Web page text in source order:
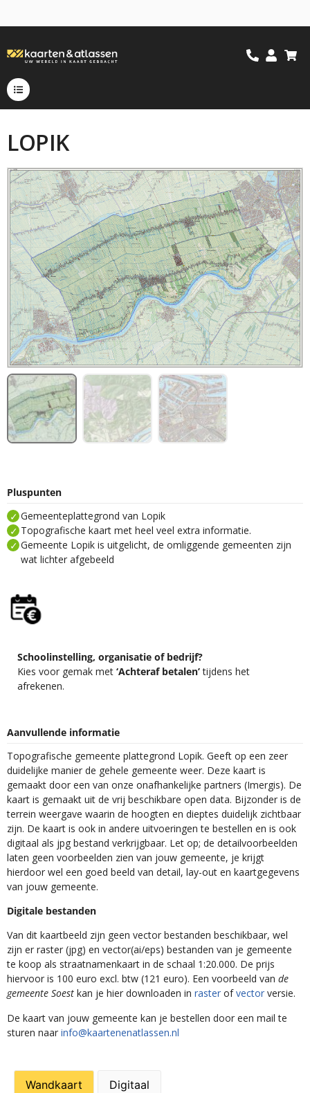
LOPIK
Pluspunten
Gemeenteplattegrond van Lopik
Topografische kaart met heel veel extra informatie.
Gemeente Lopik is uitgelicht, de omliggende gemeenten zijn
wat lichter afgebeeld
Schoolinstelling, organisatie of bedrijf?
Kies voor gemak met ‘Achteraf betalen’tijdens het
afrekenen.
Aanvullende informatie
Topografische gemeente plattegrond Lopik. Geeft op een zeer
duidelijke manier de gehele gemeente weer. Deze kaart is
gemaakt door een van onze onafhankelijke partners (Imergis). De
kaart is gemaakt uit de vrij beschikbare open data. Bijzonder is de
terrein weergave waarin de hoogten en dieptes duidelijk zichtbaar
zijn. De kaart is ook in andere uitvoeringen te bestellen en is ook
digitaal als jpg bestand verkrijgbaar. Let op; de detailvoorbeelden
laten geen voorbeelden zien van jouw gemeente, je krijgt
hierdoor wel een goed beeld van detail, lay-out en kaartgegevens
van jouw gemeente.
Digitale bestanden
Van dit kaartbeeld zijn geen vector bestanden beschikbaar, wel
zijn er raster (jpg) en vector(ai/eps) bestanden van je gemeente
te koop als straatnamenkaart in de schaal 1:20.000. De prijs
hiervoor is 100 euro excl. btw (121 euro). Een voorbeeld van de
gemeente Soest kan je hier downloaden in raster ofvector versie.
De kaart van jouw gemeente kan je bestellen door een mail te
sturen naar info@kaartenenatlassen.nl
Wandkaart Digitaal